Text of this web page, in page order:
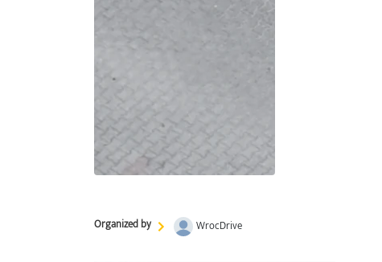
Organized by WrocDrive